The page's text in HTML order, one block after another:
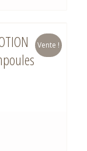
Vente !